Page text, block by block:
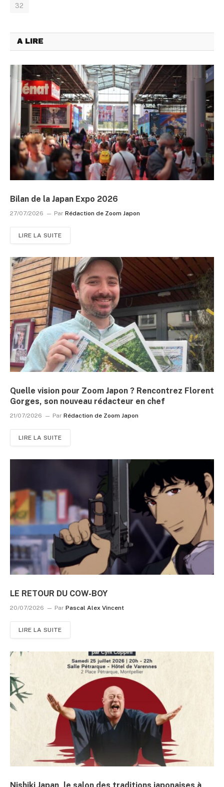
32
A LIRE
Bilan de la Japan Expo 2026
27/07/2026 Par Rédaction de Zoom Japon
LIRE LA SUITE
Quelle vision pour Zoom Japon ? Rencontrez Florent
Gorges, son nouveau rédacteur en chef
21/07/2026 Par Rédaction de Zoom Japon
LIRE LA SUITE
LE RETOUR DU COW-BOY
20/07/2026 Par Pascal Alex Vincent
LIRE LA SUITE